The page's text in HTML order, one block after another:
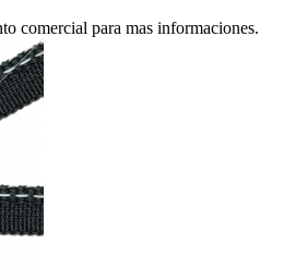
comercial para mas informaciones.